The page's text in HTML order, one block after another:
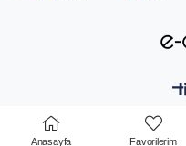
Anasayfa Favorilerim